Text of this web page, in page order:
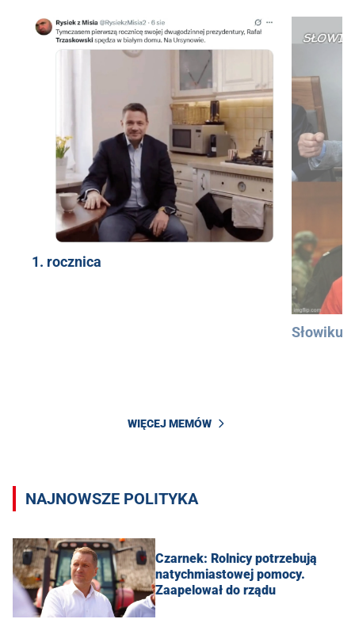
1. rocznica
Słowiku
WIĘCEJ MEMÓW
NAJNOWSZE POLITYKA
Czarnek: Rolnicy potrzebują
natychmiastowej pomocy.
Zaapelował do rządu